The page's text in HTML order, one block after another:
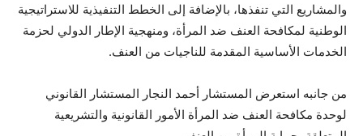
والمشاريع التي تنفذها، بالإضافة إلى الخطط التنفيذية للاستراتيجية
الوطنية لمكافحة العنف ضد المرأة، ومنهجية الإطار الدولي لحزمة
الخدمات الأساسية المقدمة للناجيات من العنف.
من جانبه استعرض المستشار أحمد النجار المستشار القانوني
لوحدة مكافحة العنف ضد المرأة الأمور القانونية والتشريعية